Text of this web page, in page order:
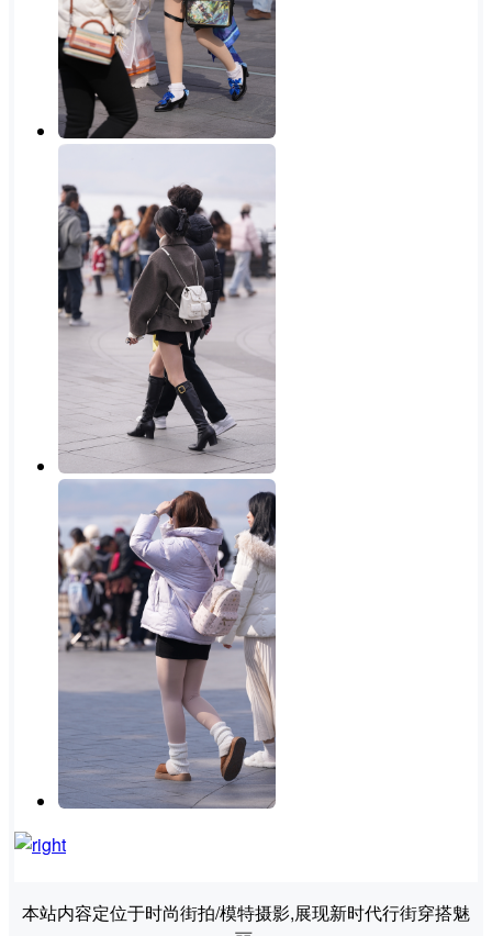
本站内容定位于时尚街拍/模特摄影,展现新时代行街穿搭魅